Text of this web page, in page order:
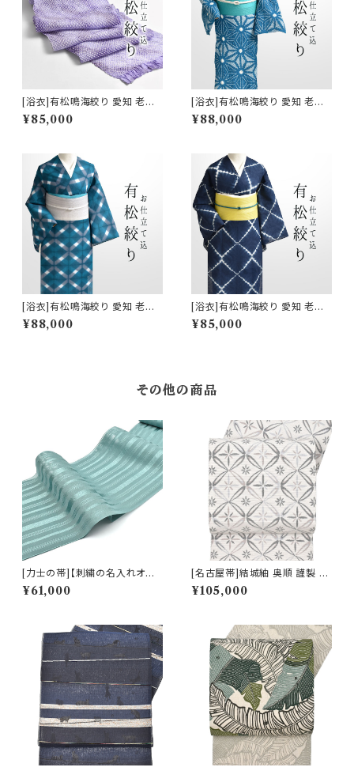
[浴衣]有松鳴海絞り 愛知 老舗
熊谷 謹製『滲月』鹿の子絞り 綿
(商品番号:22266)
¥85,000
[浴衣]有松鳴海絞り 愛知 老舗
熊谷 謹製『滲月』鹿の子/帽子絞
り 綿(商品番号:22262)
¥88,000
[浴衣]有松鳴海絞り 愛知 老舗
熊谷 謹製『滲月』板締め絞り 綿
(商品番号:22260)
¥88,000
[浴衣]有松鳴海絞り 愛知 老舗
熊谷 謹製『滲月』縫い絞り 綿(商
品番号:22257)
¥85,000
その他の商品
[力士の帯]【刺繍の名入れオプ
ション有】博多帯(夏用) 黒木織
物 謹製 紗献上『山藍』五献上柄
¥61,000
[名古屋帯]結城紬 奥順 謹製 型
紙捺染絣 七宝文様 八寸帯 正絹
日本製(商品番号:22495)
¥105,000